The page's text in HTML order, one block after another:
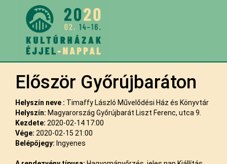
Először Győrújbaráton
Helyszín neve : Timaffy László Művelődési Ház és Könyvtár
Helyszín: Magyarország Győrújbarát Liszt Ferenc, utca 9.
Kezdete: 2020-02-14 17:00
Vége: 2020-02-15 21:00
Belépőjegy: Ingyenes